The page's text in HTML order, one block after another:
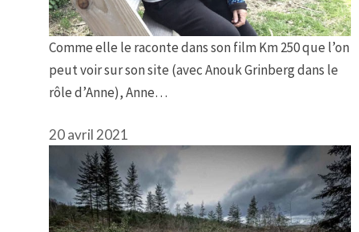
Comme elle le raconte dans son film Km 250 que l’on
peut voir sur son site (avec Anouk Grinberg dans le
rôle d’Anne), Anne…
20 avril 2021